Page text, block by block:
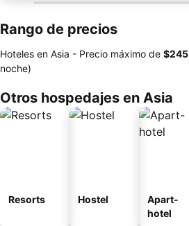
Rango de precios
Hoteles en Asia - Precio máximo de ‎$245
noche)
Otros hospedajes en Asia
Resorts Hostel
Apart-
hotel